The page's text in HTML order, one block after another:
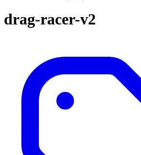
drag-racer-v2